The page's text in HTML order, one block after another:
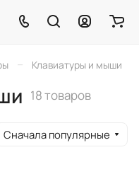
– Клавиатуры и мыши
18 товаров
Сначала популярные